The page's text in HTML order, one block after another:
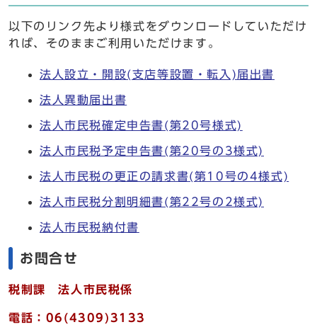
以下のリンク先より様式をダウンロードしていただけ
れば、そのままご利用いただけます。
法人設立・開設(支店等設置・転入)届出書
法人異動届出書
法人市民税確定申告書(第20号様式)
法人市民税予定申告書(第20号の3様式)
法人市民税の更正の請求書(第10号の4様式)
法人市民税分割明細書(第22号の2様式)
法人市民税納付書
お問合せ
税制課 法人市民税係
電話：06(4309)3133